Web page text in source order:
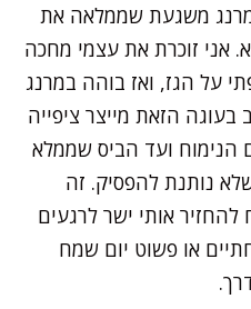
מרנג משגעת שממלאה את
אני זוכרת את עצמי מחכה
על הגז, ואז בוהה במרנג
הזאת מייצר ציפייה
ועד הביס שממלא
נותנת להפסיק. זה
אותי ישר לרגעים
או פשוט יום שמח